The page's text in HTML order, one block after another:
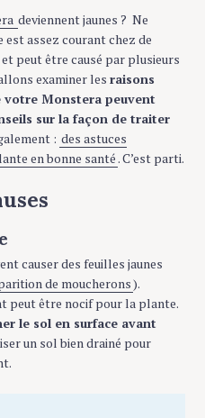
deviennent jaunes ? Ne
est assez courant chez de
peut être causé par plusieurs
examiner les raisons
votre Monstera peuvent
sur la façon de traiter
: des astuces
en bonne santé. C’est parti.
causer des feuilles jaunes
de moucherons).
peut être nocif pour la plante.
le sol en surface avant
un sol bien drainé pour